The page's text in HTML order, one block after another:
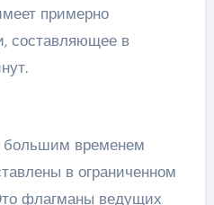
примерно
составляющее в
большим временем
в ограниченном
флагманы ведущих